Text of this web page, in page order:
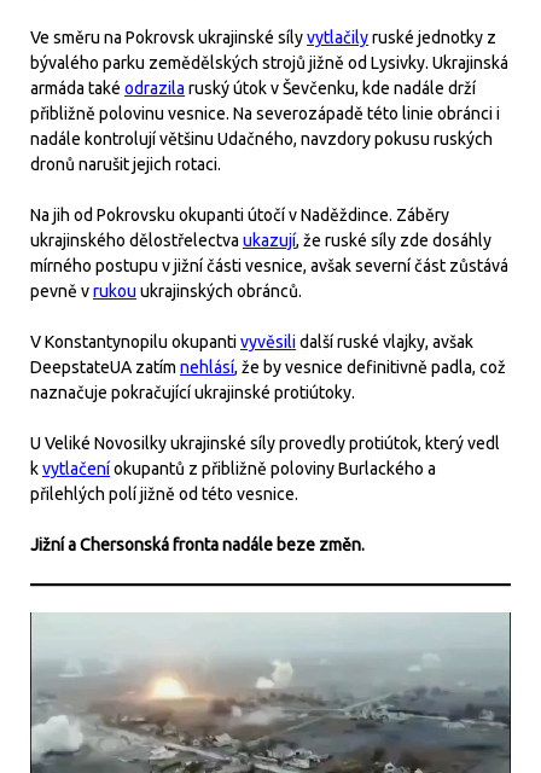
Ve směru na Pokrovsk ukrajinské sílyvytlačilyruské jednotky z
bývalého parku zemědělských strojů jižně od Lysivky. Ukrajinská
armáda také odrazila ruský útok v Ševčenku, kde nadále drží
přibližně polovinu vesnice. Na severozápadě této linie obránci i
nadále kontrolují většinu Udačného, navzdory pokusu ruských
dronů narušit jejich rotaci.
Na jih od Pokrovsku okupanti útočí v Naděždince. Záběry
ukrajinského dělostřelectva ukazují, že ruské síly zde dosáhly
mírného postupu v jižní části vesnice, avšak severní část zůstává
pevně vrukou ukrajinských obránců.
V Konstantynopilu okupantivyvěsilidalší ruské vlajky, avšak
DeepstateUA zatím nehlásí, že by vesnice definitivně padla, což
naznačuje pokračující ukrajinské protiútoky.
U Veliké Novosilky ukrajinské síly provedly protiútok, který vedl
kvytlačeníokupantů z přibližně poloviny Burlackého a
přilehlých polí jižně od této vesnice.
Jižní a Chersonská fronta nadále beze změn.